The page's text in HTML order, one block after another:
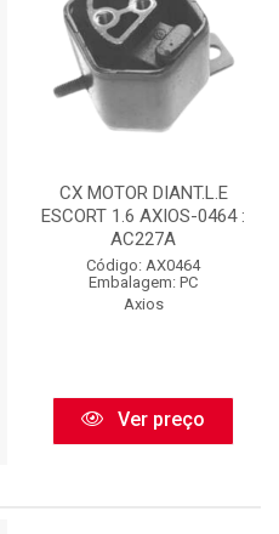
CX MOTOR DIANT.L.E
ESCORT 1.6 AXIOS-0464 :
AC227A
Código: AX0464
Embalagem: PC
Axios
Ver preço